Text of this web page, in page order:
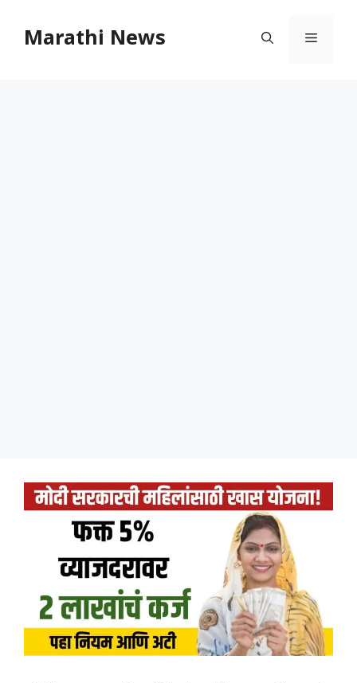
Marathi News Menu